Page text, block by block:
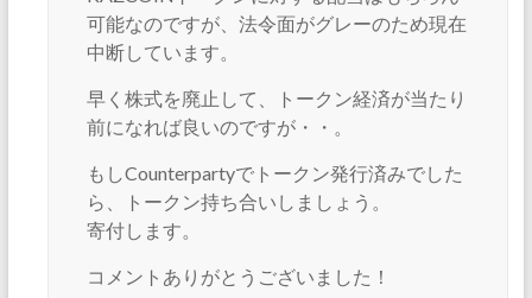
可能なのですが、法令面がグレーのため現在
中断しています。
早く株式を廃止して、トークン経済が当たり
前になれば良いのですが・・。
もしCounterpartyでトークン発行済みでした
ら、トークン持ち合いしましょう。
寄付します。
コメントありがとうございました！